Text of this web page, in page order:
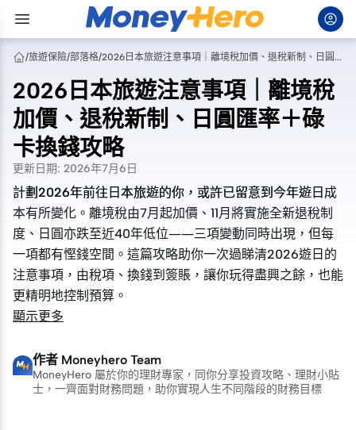
/旅遊保險/部落格/ 2026日本旅遊注意事項｜離境稅加價、退稅新制、日圓匯率＋碌卡換錢攻略
2026日本旅遊注意事項｜離境稅
加價、退稅新制、日圓匯率＋碌
卡換錢攻略
更新日期: 2026年7月6日
計劃2026年前往日本旅遊的你，或許已留意到今年遊日成
本有所變化。離境稅由7月起加價、11月將實施全新退稅制
度、日圓亦跌至近40年低位——三項變動同時出現，但每
一項都有慳錢空間。這篇攻略助你一次過睇清2026遊日的
注意事項，由稅項、換錢到簽賬，讓你玩得盡興之餘，也能
更精明地控制預算。
計劃2026年前往日本旅遊的你，或許已留意到今年遊日成
本有所變化。離境稅由7月起加價、11月將實施全新退稅制
度、日圓亦跌至近40年低位——三項變動同時出現，但每
一項都有慳錢空間。這篇攻略助你一次過睇清2026遊日的
注意事項，由稅項、換錢到簽賬，讓你玩得盡興之餘，也能
更精明地控制預算。
顯示更多
作者 Moneyhero Team
MoneyHero 屬於你的理財專家，同你分享投資攻略、理財小貼
士，一齊面對財務問題，助你實現人生不同階段的財務目標